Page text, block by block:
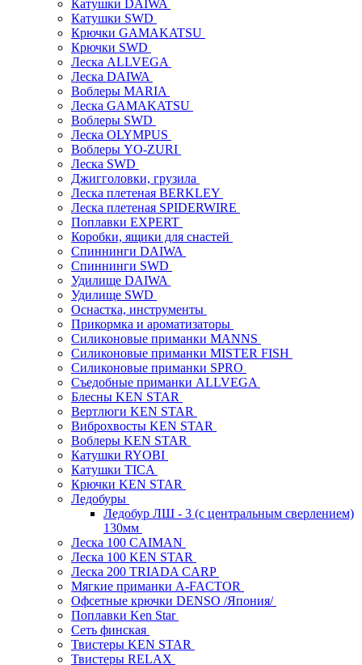
Катушки DAIWA
Катушки SWD
Крючки GAMAKATSU
Крючки SWD
Леска ALLVEGA
Леска DAIWA
Воблеры MARIA
Леска GAMAKATSU
Воблеры SWD
Леска OLYMPUS
Воблеры YO-ZURI
Леска SWD
Джигголовки, грузила
Леска плетеная BERKLEY
Леска плетеная SPIDERWIRE
Поплавки EXPERT
Коробки, ящики для снастей
Спиннинги DAIWA
Спиннинги SWD
Удилище DAIWA
Удилище SWD
Оснастка, инструменты
Прикормка и ароматизаторы
Силиконовые приманки MANNS
Силиконовые приманки MISTER FISH
Силиконовые приманки SPRO
Съедобные приманки ALLVEGA
Блесны KEN STAR
Вертлюги KEN STAR
Виброхвосты KEN STAR
Воблеры KEN STAR
Катушки RYOBI
Катушки TICA
Крючки KEN STAR
Ледобуры
Ледобур ЛШ - 3 (с центральным сверлением)
130мм
Леска 100 CAIMAN
Леска 100 KEN STAR
Леска 200 TRIADA CARP
Мягкие приманки A-FACTOR
Офсетные крючки DENSO /Япония/
Поплавки Ken Star
Сеть финская
Твистеры KEN STAR
Твистеры RELAX